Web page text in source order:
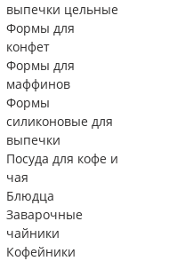
выпечки цельные
Формы для
конфет
Формы для
маффинов
Формы
силиконовые для
выпечки
Посуда для кофе и
чая
Блюдца
Заварочные
чайники
Кофейники